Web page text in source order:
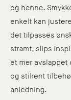
og henne.
enkelt kan
det tilpasses
stramt, slips
et mer avslappet
og stilrent
anledning.